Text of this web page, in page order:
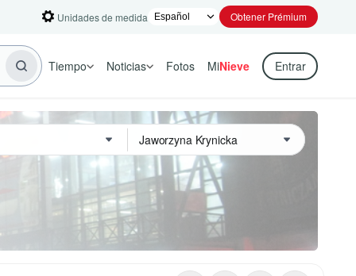
Unidades de medida Obtener Prémium
Tiempo Noticias Fotos MiNieve Entrar